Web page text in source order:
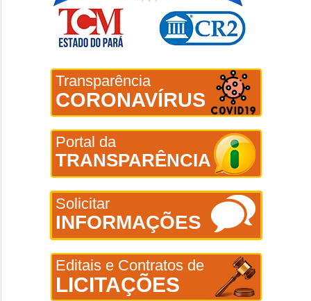
Transparência
CORONAVÍRUS
Portal da
TRANSPARÊNCIA
Solicitar
INFORMAÇÕES
Editais e Contratos de
LICITAÇÕES